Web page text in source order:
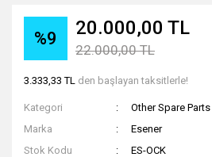
%9 20.000,00 TL
22.000,00 TL
3.333,33 TL den başlayan taksitlerle!
Kategori Other Spare Parts
Marka
Esener
Stok Kodu
ES-OCK